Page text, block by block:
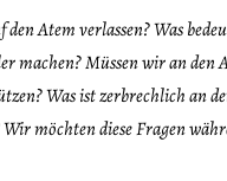
Atem verlassen? Was
machen? Müssen wir an
Was ist zerbrechlich an
Wir möchten diese Fragen